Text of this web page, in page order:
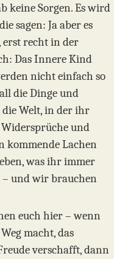
keine Sorgen. Es wird
sagen: Ja aber es
erst recht in der
Das Innere Kind
nicht einfach so
die Dinge und
Welt, in der ihr
und
kommende Lachen
was ihr immer
– und wir brauchen
euch hier – wenn
macht, das
verschafft, dann